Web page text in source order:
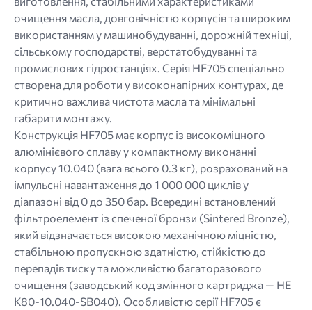
очищення масла, довговічністю корпусів та широким
використанням у машинобудуванні, дорожній техніці,
сільському господарстві, верстатобудуванні та
промислових гідростанціях. Серія HF705 спеціально
створена для роботи у високонапірних контурах, де
критично важлива чистота масла та мінімальні
габарити монтажу.
Конструкція HF705 має корпус із високоміцного
алюмінієвого сплаву у компактному виконанні
корпусу 10.040 (вага всього 0.3 кг), розрахований на
імпульсні навантаження до 1 000 000 циклів у
діапазоні від 0 до 350 бар. Всередині встановлений
фільтроелемент із спеченої бронзи (Sintered Bronze),
який відзначається високою механічною міцністю,
стабільною пропускною здатністю, стійкістю до
перепадів тиску та можливістю багаторазового
очищення (заводський код змінного картриджа — HE
K80-10.040-SB040). Особливістю серії HF705 є